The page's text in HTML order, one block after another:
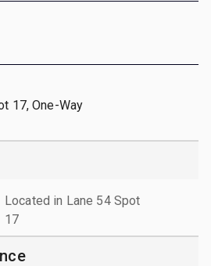
17, One-Way
Located in Lane 54 Spot
17